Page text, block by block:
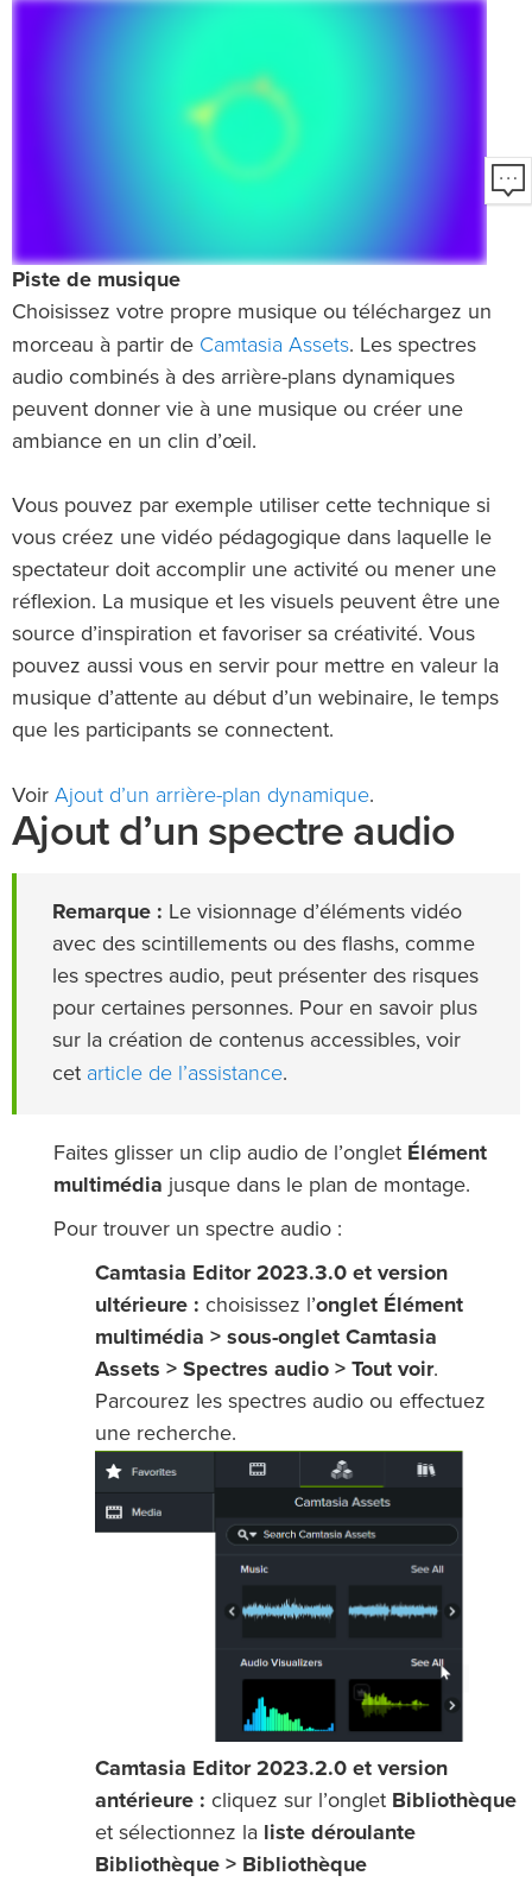
Piste de musique
Choisissez votre propre musique ou téléchargez un
morceau à partir de Camtasia Assets. Les spectres
audio combinés à des arrière-plans dynamiques
peuvent donner vie à une musique ou créer une
ambiance en un clin d’œil.
Vous pouvez par exemple utiliser cette technique si
vous créez une vidéo pédagogique dans laquelle le
spectateur doit accomplir une activité ou mener une
réflexion. La musique et les visuels peuvent être une
source d’inspiration et favoriser sa créativité. Vous
pouvez aussi vous en servir pour mettre en valeur la
musique d’attente au début d’un webinaire, le temps
que les participants se connectent.
Voir Ajout d’un arrière-plan dynamique.
Ajout d’un spectre audio
Remarque : Le visionnage d’éléments vidéo
avec des scintillements ou des flashs, comme
les spectres audio, peut présenter des risques
pour certaines personnes. Pour en savoir plus
sur la création de contenus accessibles, voir
cet article de l’assistance.
Faites glisser un clip audio de l’onglet Élément
multimédia jusque dans le plan de montage.
Pour trouver un spectre audio :
Camtasia Editor 2023.3.0 et version
ultérieure : choisissez l’onglet Élément
multimédia > sous-onglet Camtasia
Assets > Spectres audio > Tout voir.
Parcourez les spectres audio ou effectuez
une recherche.
Camtasia Editor 2023.2.0 et version
antérieure : cliquez sur l’onglet Bibliothèque
et sélectionnez la
liste déroulante
Bibliothèque > Bibliothèque